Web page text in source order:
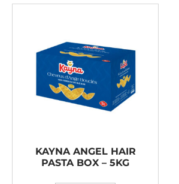
KAYNA ANGEL HAIR
PASTA BOX – 5KG